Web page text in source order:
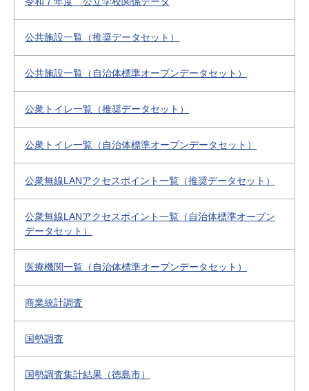
公共施設一覧（推奨データセット）
公共施設一覧（自治体標準オープンデータセット）
公衆トイレ一覧（推奨データセット）
公衆トイレ一覧（自治体標準オープンデータセット）
公衆無線LANアクセスポイント一覧（推奨データセット）
公衆無線LANアクセスポイント一覧（自治体標準オープン
データセット）
医療機関一覧（自治体標準オープンデータセット）
商業統計調査
国勢調査
国勢調査集計結果（徳島市）